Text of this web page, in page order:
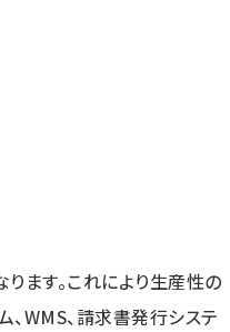
ます。これにより生産性の
WMS、請求書発行システ